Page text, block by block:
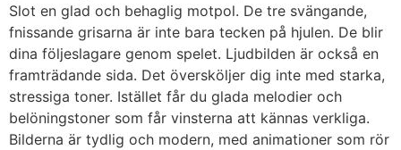
Slot en glad och behaglig motpol. De tre svängande,
fnissande grisarna är inte bara tecken på hjulen. De blir
dina följeslagare genom spelet. Ljudbilden är också en
framträdande sida. Det översköljer dig inte med starka,
stressiga toner. Istället får du glada melodier och
belöningstoner som får vinsterna att kännas verkliga.
Bilderna är tydlig och modern, med animationer som rör